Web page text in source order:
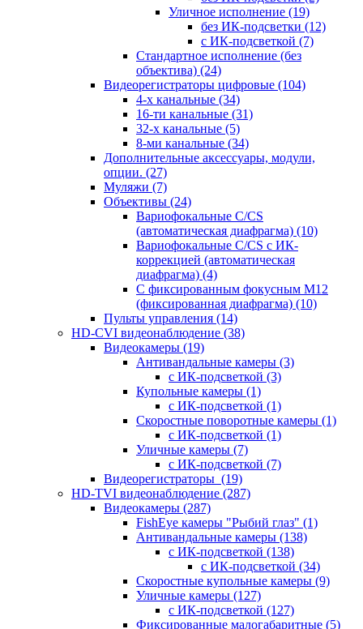
Уличное исполнение (19)
без ИК-подсветки (12)
с ИК-подсветкой (7)
Стандартное исполнение (без
объектива) (24)
Видеорегистраторы цифровые (104)
4-х канальные (34)
16-ти канальные (31)
32-х канальные (5)
8-ми канальные (34)
Дополнительные аксессуары, модули,
опции. (27)
Муляжи (7)
Объективы (24)
Вариофокальные C/CS
(автоматическая диафрагма) (10)
Вариофокальные C/CS с ИК-
коррекцией (автоматическая
диафрагма) (4)
С фиксированным фокусным М12
(фиксированная диафрагма) (10)
Пульты управления (14)
HD-CVI видеонаблюдение (38)
Видеокамеры (19)
Антивандальные камеры (3)
с ИК-подсветкой (3)
Купольные камеры (1)
с ИК-подсветкой (1)
Скоростные поворотные камеры (1)
с ИК-подсветкой (1)
Уличные камеры (7)
с ИК-подсветкой (7)
Видеорегистраторы (19)
HD-TVI видеонаблюдение (287)
Видеокамеры (287)
FishEye камеры "Рыбий глаз" (1)
Антивандальные камеры (138)
с ИК-подсветкой (138)
с ИК-подсветкой (34)
Скоростные купольные камеры (9)
Уличные камеры (127)
с ИК-подсветкой (127)
Фиксированные малогабаритные (5)